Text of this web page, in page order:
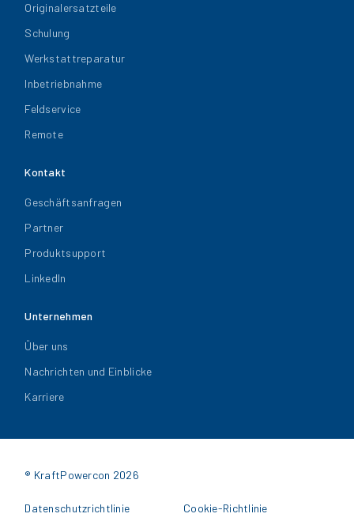
Originalersatzteile
Schulung
Werkstattreparatur
Inbetriebnahme
Feldservice
Remote
Kontakt
Geschäftsanfragen
Partner
Produktsupport
LinkedIn
Unternehmen
Über uns
Nachrichten und Einblicke
Karriere
® KraftPowercon 2026
Datenschutzrichtlinie Cookie-Richtlinie